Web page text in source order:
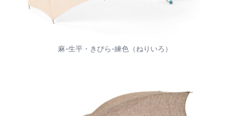
麻-生平・きびら-練色（ねりいろ）